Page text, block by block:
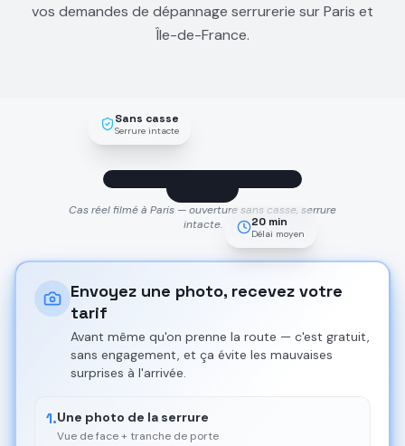
vos demandes de dépannage serrurerie sur Paris et
Île-de-France.
Sans casse
Serrure intacte
20 min
Délai moyen
Cas réel filmé à Paris — ouverture sans casse, serrure
intacte.
Envoyez une photo, recevez votre
tarif
Avant même qu'on prenne la route — c'est gratuit,
sans engagement, et ça évite les mauvaises
surprises à l'arrivée.
1.Une photo de la serrure
Vue de face + tranche de porte